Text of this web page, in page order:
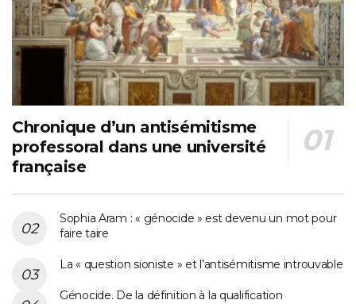
Chronique d’un antisémitisme
professoral dans une université
française
Sophia Aram : « génocide » est devenu un mot pour
faire taire
La « question sioniste » et l’antisémitisme introuvable
Génocide. De la définition à la qualification